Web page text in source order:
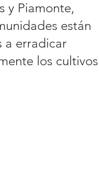
y Piamonte,
están
a erradicar
los cultivos